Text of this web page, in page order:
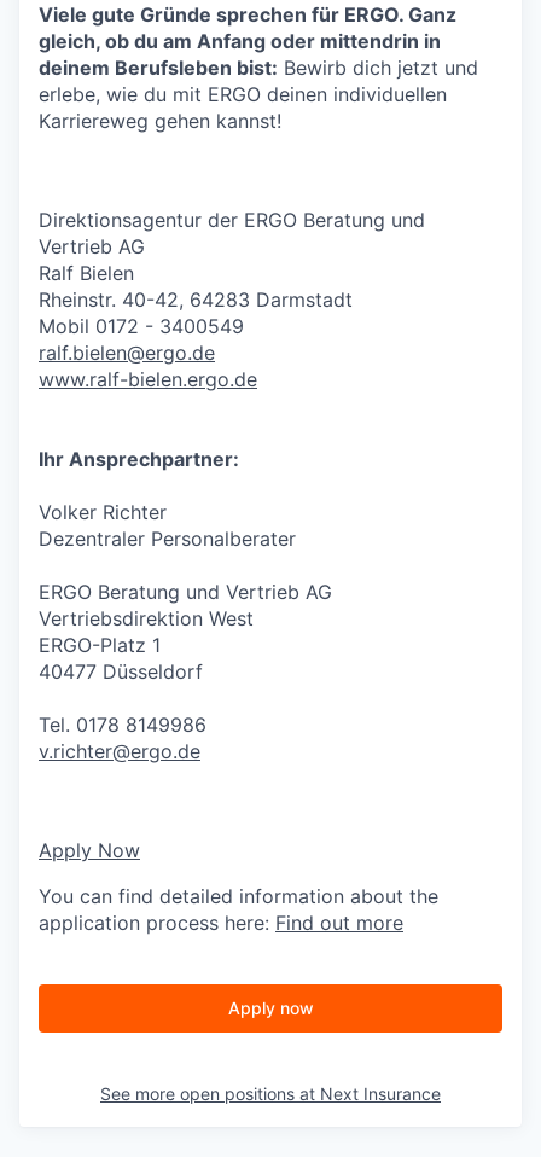
Viele gute Gründe sprechen für ERGO. Ganz
gleich, ob du am Anfang oder mittendrin in
deinem Berufsleben bist: Bewirb dich jetzt und
erlebe, wie du mit ERGO deinen individuellen
Karriereweg gehen kannst!
Direktionsagentur der ERGO Beratung und
Vertrieb AG
Ralf Bielen
Rheinstr. 40-42, 64283 Darmstadt
Mobil 0172 - 3400549
ralf.bielen@ergo.de
www.ralf-bielen.ergo.de
Ihr Ansprechpartner:
Volker Richter
Dezentraler Personalberater
ERGO Beratung und Vertrieb AG
Vertriebsdirektion West
ERGO-Platz 1
40477 Düsseldorf
Tel. 0178 8149986
v.richter@ergo.de
Apply Now
You can find detailed information about the
application process here: Find out more
Apply now
See more open positions at Next Insurance